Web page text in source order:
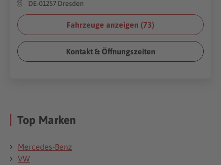
DE-01257 Dresden
Fahrzeuge anzeigen (73)
Kontakt & Öffnungszeiten
Top Marken
Mercedes-Benz
VW